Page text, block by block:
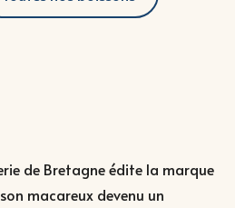
de Bretagne édite la marque
macareux devenu un